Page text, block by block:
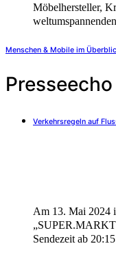
Möbelhersteller,
Menschen & Mobile im
Presseecho
Verkehrsregeln auf
Am 13. Mai 2024
Sendezeit ab